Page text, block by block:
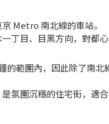
Metro 南北線的車站。
丁目、目黑方向，對都心
的範圍內，因此除了南
氛圍沉穩的住宅街，適